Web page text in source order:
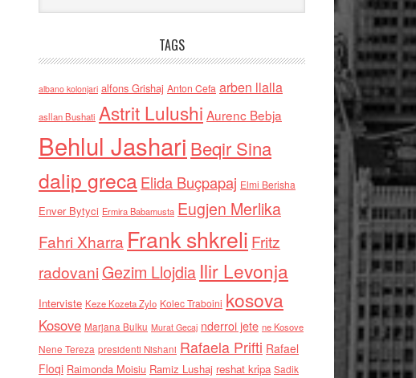
TAGS
albano kolonjari alfons Grishaj Anton Cefa arben llalla
asllan Bushati Astrit Lulushi Aurenc Bebja
Behlul Jashari Beqir Sina
dalip grecaElida Buçpapaj Elmi Berisha
Enver Bytyci Ermira Babamusta Eugjen Merlika
Fahri Xharra Frank shkreli Fritz
radovaniGezim Llojdia Ilir Levonja
Interviste Keze Kozeta Zylo Kolec Traboini kosova
Kosove Marjana Bulku Murat Gecaj nderroi jete ne Kosove
Nene Tereza presidenti Nishani Rafaela Prifti Rafael
Floqi Raimonda Moisiu Ramiz Lushaj reshat kripa Sadik